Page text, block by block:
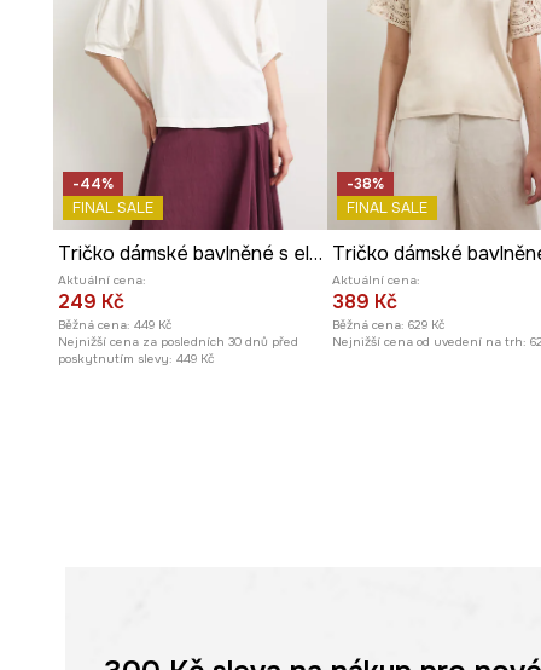
Unikátní rozmístění vzoru zaručuje, že každý kus je
-44%
FINAL SALE
Tričko dámské bavlněné s elastanem
Aktuální cena:
249 Kč
Běžná cena: 449 Kč
Nejnižší cena za posledních 30 dnů před
poskytnutím slevy: 449 Kč
-38%
FINAL SALE
Tričko dámské
Aktuální cena:
389 Kč
Běžná cena: 629 Kč
Nejnižší cena od uvedení na trh: